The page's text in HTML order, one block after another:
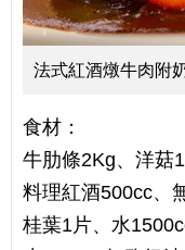
法式紅酒燉牛肉附
食材：
牛肋條2Kg、洋菇
料理紅酒500cc、
桂葉1片、水